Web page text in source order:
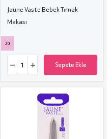
Jaune Vaste Bebek Tırnak
Makası
20
Sepete Ekle